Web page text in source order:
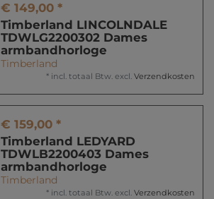
€ 149,00 *
Timberland LINCOLNDALE
TDWLG2200302 Dames
armbandhorloge
Timberland
* incl. totaal Btw. excl. Verzendkosten
€ 159,00 *
Timberland LEDYARD
TDWLB2200403 Dames
armbandhorloge
Timberland
* incl. totaal Btw. excl. Verzendkosten